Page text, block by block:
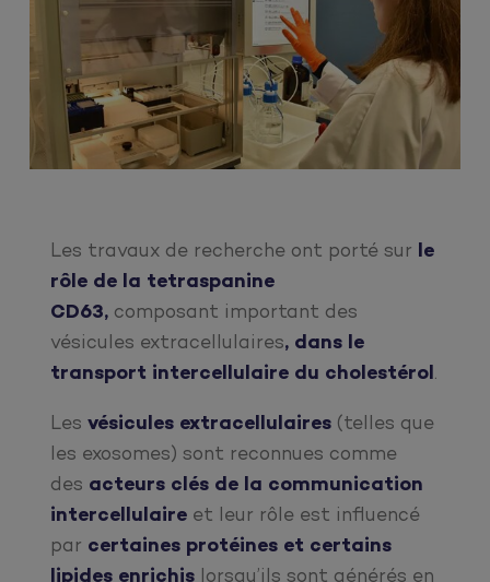
Les travaux de recherche ont porté sur le
rôle de la tetraspanine
CD63, composant important des
vésicules extracellulaires, dans le
transport intercellulaire du cholestérol.
Les vésicules extracellulaires (telles que
les exosomes) sont reconnues comme
des acteurs clés de la communication
intercellulaire et leur rôle est influencé
par certaines protéines et certains
lipides enrichis lorsqu’ils sont générés en